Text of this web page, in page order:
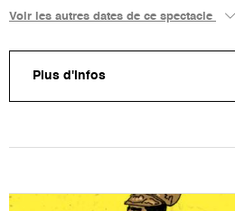
Voir les autres dates de ce spectacle
Plus d'infos